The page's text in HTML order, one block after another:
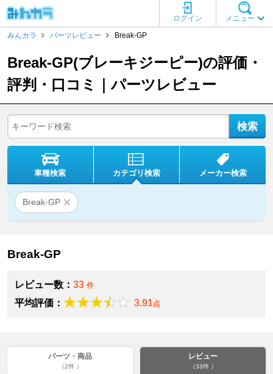
メニュー
ログイン
みんカラ
パーツレビュー Break-GP
Break-GP(ブレーキジーピー)の評価・
評判・口コミ｜パーツレビュー
車種検索 カテゴリ検索 メーカー検索
Break-GP
Break-GP
レビュー数： 33 件
平均評価： 3.91点
パーツ・商品
（2件 ）
レビュー
（33件 ）